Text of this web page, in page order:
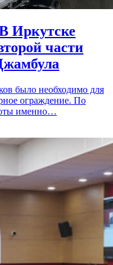
Иркутске
части
было необходимо для
ограждение. По
именно…